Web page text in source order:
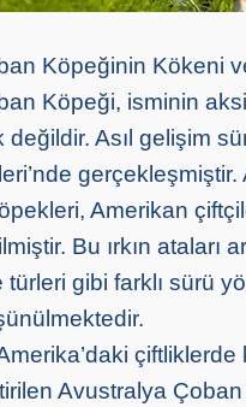
Köpeğinin Kökeni
Köpeği, isminin
değildir. Asıl gelişim
Amerikan
Bu ırkın ataları
türleri gibi farklı sürü
Avustralya